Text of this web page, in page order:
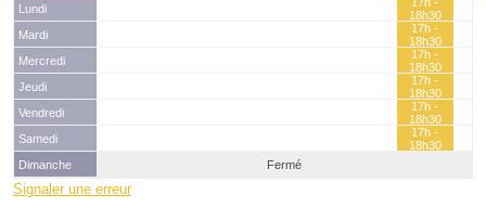
Lundi
18h30
Mardi
17h -
18h30
Mercredi
17h -
18h30
Jeudi
17h -
18h30
Vendredi
17h -
18h30
Samedi
17h -
18h30
Dimanche
Fermé
Signaler une erreur